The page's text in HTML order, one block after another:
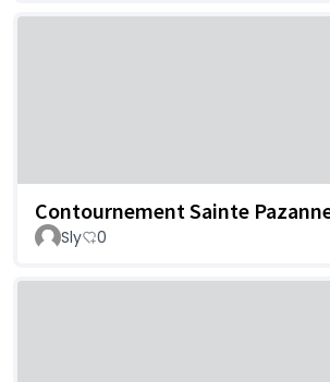
Contournement Sainte
Sly 0